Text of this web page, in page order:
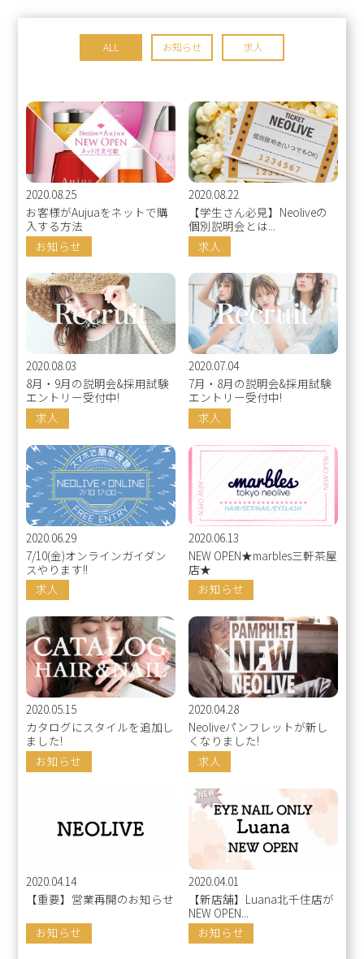
ALL お知らせ 求人
2020.08.25
お客様がAujuaをネットで購
入する方法
お知らせ
2020.08.22
【学生さん必見】Neoliveの
個別説明会とは...
求人
2020.08.03
8月・9月の説明会&採用試験
エントリー受付中!
求人
2020.07.04
7月・8月の説明会&採用試験
エントリー受付中!
求人
2020.06.29
7/10(金)オンラインガイダン
スやります!!
求人
2020.06.13
NEW OPEN★marbles三軒茶屋
店★
お知らせ
2020.05.15
カタログにスタイルを追加し
ました!
お知らせ
2020.04.28
Neoliveパンフレットが新し
くなりました!
求人
2020.04.14
【重要】営業再開のお知らせ
お知らせ
2020.04.01
【新店舗】Luana北千住店が
NEW OPEN...
お知らせ